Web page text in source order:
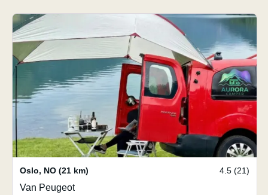
Oslo, NO (21 km) 4.5 (21)
Van Peugeot